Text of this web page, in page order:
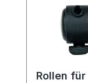
Rollen